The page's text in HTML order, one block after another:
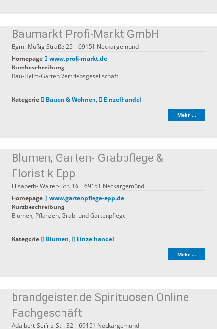
Baumarkt Profi-Markt GmbH
Bgm.-Müßig-Straße 25 69151 Neckargemünd
Homepage
www.profi-markt.de
Kurzbeschreibung
Bau-Heim-Garten Vertriebsgesellschaft
Kategorie Bauen & Wohnen, Einzelhandel
Mehr …
Blumen, Garten- Grabpflege &
Floristik Epp
Elisabeth- Walter- Str. 16 69151 Neckargemünd
Homepage
www.gartenpflege-epp.de
Kurzbeschreibung
Blumen, Pflanzen, Grab- und Gartenpflege
Kategorie Blumen, Einzelhandel
Mehr …
brandgeister.de Spirituosen Online
Fachgeschäft
Adalbert-Seifriz-Str. 32 69151 Neckargemünd